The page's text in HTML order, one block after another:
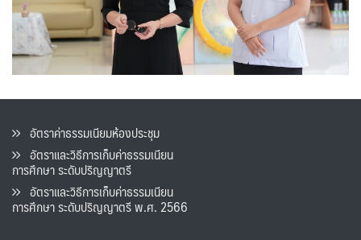
อัตราค่าธรรมเนียมห้องประชุม
อัตราและวิธีการเก็บค่าธรรมเนียน
การศึกษา ระดับปริญญาตรี
อัตราและวิธีการเก็บค่าธรรมเนียน
การศึกษา ระดับปริญญาตรี พ.ศ. 2566